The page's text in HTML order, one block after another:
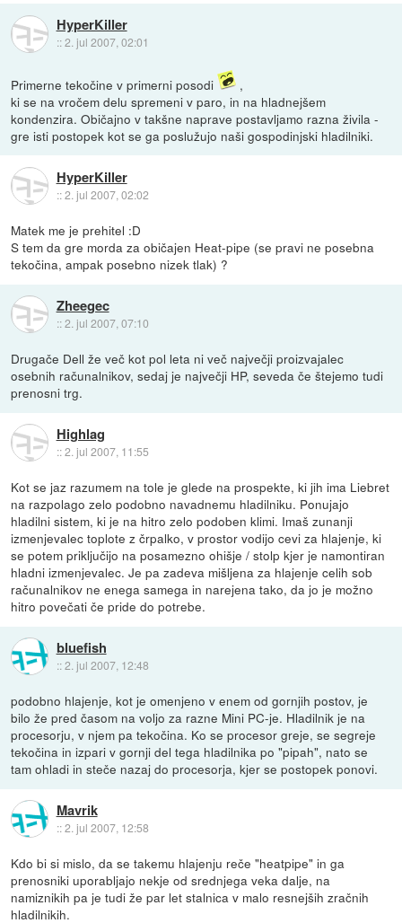
HyperKiller
::2. jul 2007, 02:01
Primerne tekočine v primerni posodi
,
ki se na vročem delu spremeni v paro, in na hladnejšem
kondenzira. Običajno v takšne naprave postavljamo razna živila -
gre isti postopek kot se ga poslužujo naši gospodinjski hladilniki.
HyperKiller
::2. jul 2007, 02:02
Matek me je prehitel :D
S tem da gre morda za običajen Heat-pipe (se pravi ne posebna
tekočina, ampak posebno nizek tlak) ?
Zheegec
::2. jul 2007, 07:10
Drugače Dell že več kot pol leta ni več največji proizvajalec
osebnih računalnikov, sedaj je največji HP, seveda če štejemo tudi
prenosni trg.
Highlag
::2. jul 2007, 11:55
Kot se jaz razumem na tole je glede na prospekte, ki jih ima Liebret
na razpolago zelo podobno navadnemu hladilniku. Ponujajo
hladilni sistem, ki je na hitro zelo podoben klimi. Imaš zunanji
izmenjevalec toplote z črpalko, v prostor vodijo cevi za hlajenje, ki
se potem priključijo na posamezno ohišje / stolp kjer je namontiran
hladni izmenjevalec. Je pa zadeva mišljena za hlajenje celih sob
računalnikov ne enega samega in narejena tako, da jo je možno
hitro povečati če pride do potrebe.
bluefish
::2. jul 2007, 12:48
podobno hlajenje, kot je omenjeno v enem od gornjih postov, je
bilo že pred časom na voljo za razne Mini PC-je. Hladilnik je na
procesorju, v njem pa tekočina. Ko se procesor greje, se segreje
tekočina in izpari v gornji del tega hladilnika po "pipah", nato se
tam ohladi in steče nazaj do procesorja, kjer se postopek ponovi.
Mavrik
::2. jul 2007, 12:58
Kdo bi si mislo, da se takemu hlajenju reče "heatpipe" in ga
prenosniki uporabljajo nekje od srednjega veka dalje, na
namiznikih pa je tudi že par let stalnica v malo resnejših zračnih
hladilnikih.